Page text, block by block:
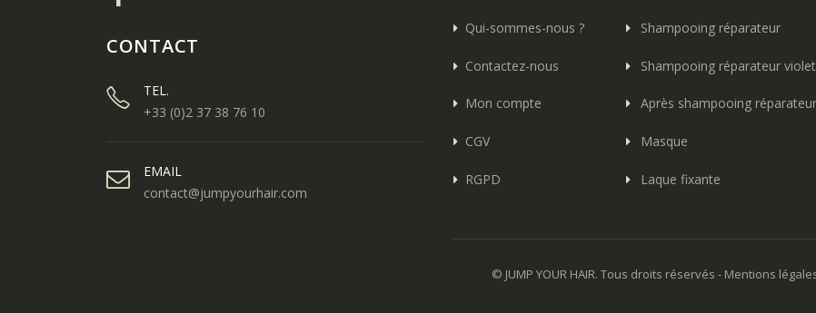
CONTACT
TEL.
+33 (0)2 37 38 76 10
EMAIL
contact@jumpyourhair.com
Qui-sommes-nous ?
Contactez-nous
Mon compte
CGV
RGPD
Shampooing réparateur
Shampooing réparateur violet
Après shampooing réparateur
Masque
Laque fixante
© JUMP YOUR HAIR. Tous droits réservés - Mentions